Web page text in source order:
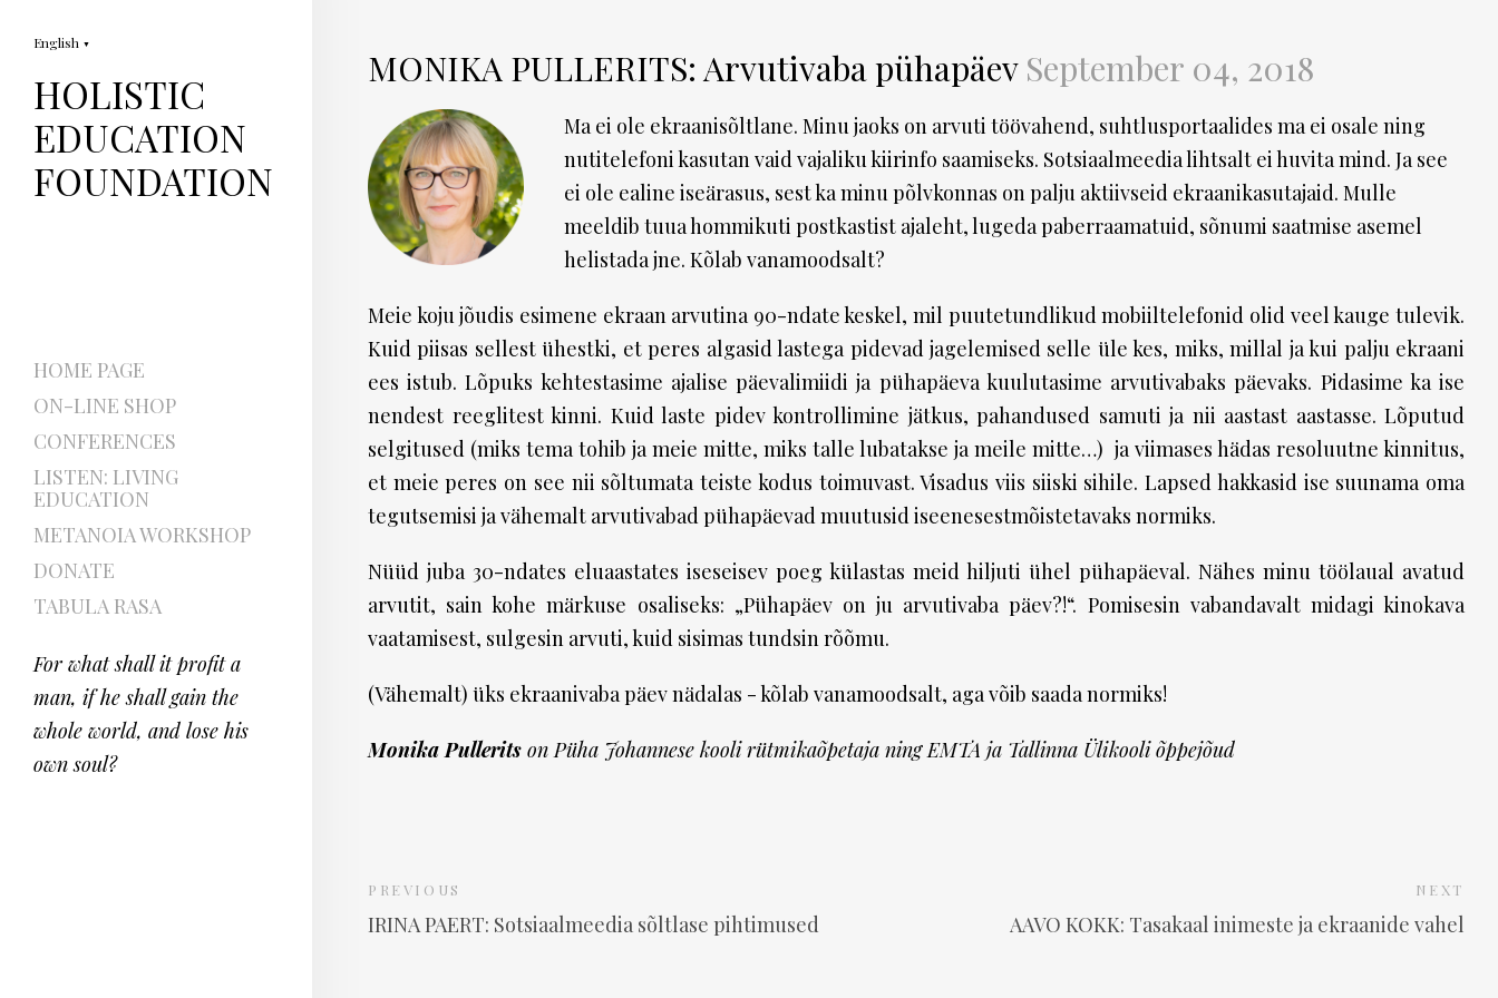
English ▼
HOLISTIC
EDUCATION
FOUNDATION
HOME PAGE
ON-LINE SHOP
CONFERENCES
LISTEN: LIVING
EDUCATION
METANOIA WORKSHOP
DONATE
TABULA RASA
For what shall it profit a
man, if he shall gain the
whole world, and lose his
own soul?
MONIKA PULLERITS: Arvutivaba pühapäev September 04, 2018
Ma ei ole ekraanisõltlane. Minu jaoks on arvuti töövahend, suhtlusportaalides ma ei osale ning
nutitelefoni kasutan vaid vajaliku kiirinfo saamiseks. Sotsiaalmeedia lihtsalt ei huvita mind. Ja see
ei ole ealine iseärasus, sest ka minu põlvkonnas on palju aktiivseid ekraanikasutajaid. Mulle
meeldib tuua hommikuti postkastist ajaleht, lugeda paberraamatuid, sõnumi saatmise asemel
helistada jne. Kõlab vanamoodsalt?
Meie koju jõudis esimene ekraan arvutina 90-ndate keskel, mil puutetundlikud mobiiltelefonid olid veel kauge tulevik.
Kuid piisas sellest ühestki, et peres algasid lastega pidevad jagelemised selle üle kes, miks, millal ja kui palju ekraani
ees istub. Lõpuks kehtestasime ajalise päevalimiidi ja pühapäeva kuulutasime arvutivabaks päevaks. Pidasime ka ise
nendest reeglitest kinni. Kuid laste pidev kontrollimine jätkus, pahandused samuti ja nii aastast aastasse. Lõputud
selgitused (miks tema tohib ja meie mitte, miks talle lubatakse ja meile mitte…) ja viimases hädas resoluutne kinnitus,
et meie peres on see nii sõltumata teiste kodus toimuvast. Visadus viis siiski sihile. Lapsed hakkasid ise suunama oma
tegutsemisi ja vähemalt arvutivabad pühapäevad muutusid iseenesestmõistetavaks normiks.
Nüüd juba 30-ndates eluaastates iseseisev poeg külastas meid hiljuti ühel pühapäeval. Nähes minu töölaual avatud
arvutit, sain kohe märkuse osaliseks: „Pühapäev on ju arvutivaba päev?!“. Pomisesin vabandavalt midagi kinokava
vaatamisest, sulgesin arvuti, kuid sisimas tundsin rõõmu.
(Vähemalt) üks ekraanivaba päev nädalas - kõlab vanamoodsalt, aga võib saada normiks!
Monika Pullerits on Püha Johannese kooli rütmikaõpetaja ning EMTA ja Tallinna Ülikooli õppejõud
PREVIOUS
IRINA PAERT: Sotsiaalmeedia sõltlase pihtimused
NEXT
AAVO KOKK: Tasakaal inimeste ja ekraanide vahel